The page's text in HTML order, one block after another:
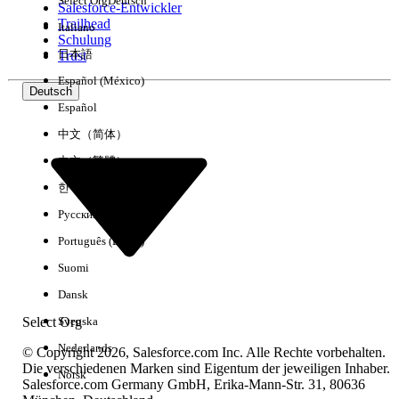
Erfahrung
Keine Ergebnisse
Salesforce-Entwickler
Trailhead
Schulung
Trust
Deutsch
Select Org
Italiano
日本語
Español (México)
Español
中文（简体）
中文（繁體）
한국어
Русский
Português (Brasil)
Suomi
Dansk
Svenska
Nederlands
Norsk
© Copyright 2026, Salesforce.com Inc. Alle Rechte vorbehalten.
Die verschiedenen Marken sind Eigentum der jeweiligen Inhaber.
Salesforce.com Germany GmbH, Erika-Mann-Str. 31, 80636